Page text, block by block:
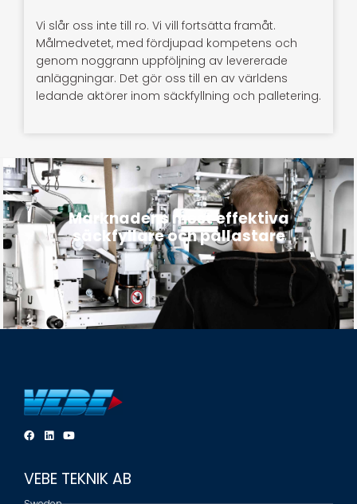
Vi slår oss inte till ro. Vi vill fortsätta framåt.
Målmedvetet, med fördjupad kompetens och
genom noggrann uppföljning av levererade
anläggningar. Det gör oss till en av världens
ledande aktörer inom säckfyllning och palletering.
Marknadens mest effektiva
säckfyllare och pallastare
VEBE TEKNIK AB